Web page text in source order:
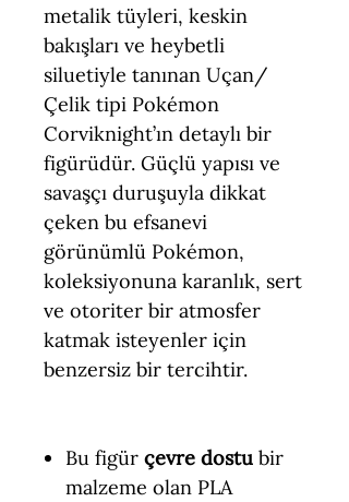
metalik tüyleri, keskin
bakışları ve heybetli
siluetiyle tanınan Uçan/
Çelik tipi Pokémon
Corviknight’ın detaylı bir
figürüdür. Güçlü yapısı ve
savaşçı duruşuyla dikkat
çeken bu efsanevi
görünümlü Pokémon,
koleksiyonuna karanlık, sert
ve otoriter bir atmosfer
katmak isteyenler için
benzersiz bir tercihtir.
Bu figür çevre dostu bir
malzeme olan PLA